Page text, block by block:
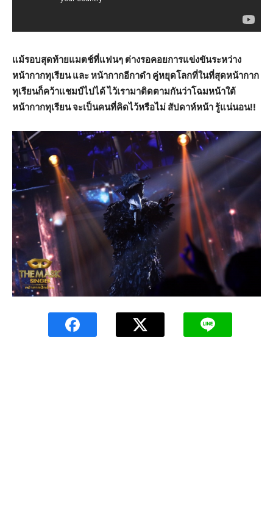
แม้รอบสุดท้ายแมตช์ที่แฟนๆ ต่างรอคอยการแข่งขันระหว่าง
หน้ากากทุเรียน และ หน้ากากอีกาดำ คู่หยุดโลกที่ในที่สุดหน้ากาก
ทุเรียนก็คว้าแชมป์ไปได้ ไว้เรามาติดตามกันว่าโฉมหน้าใต้
หน้ากากทุเรียน จะเป็นคนที่คิดไว้หรือไม่ สัปดาห์หน้า รู้แน่นอน!!